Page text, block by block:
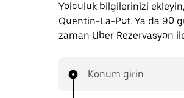
Yolculuk bilgilerinizi
Quentin-La-Pot. Ya da 90
zaman Uber Rezervasyon
Konum girin